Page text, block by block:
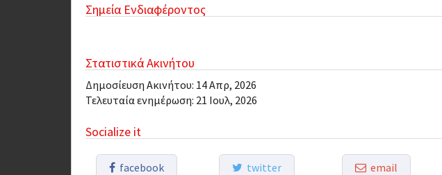
Σημεία Ενδιαφέροντος
Στατιστικά Ακινήτου
Δημοσίευση Ακινήτου: 14 Απρ, 2026
Τελευταία ενημέρωση: 21 Ιουλ, 2026
Socialize it
facebook twitter email